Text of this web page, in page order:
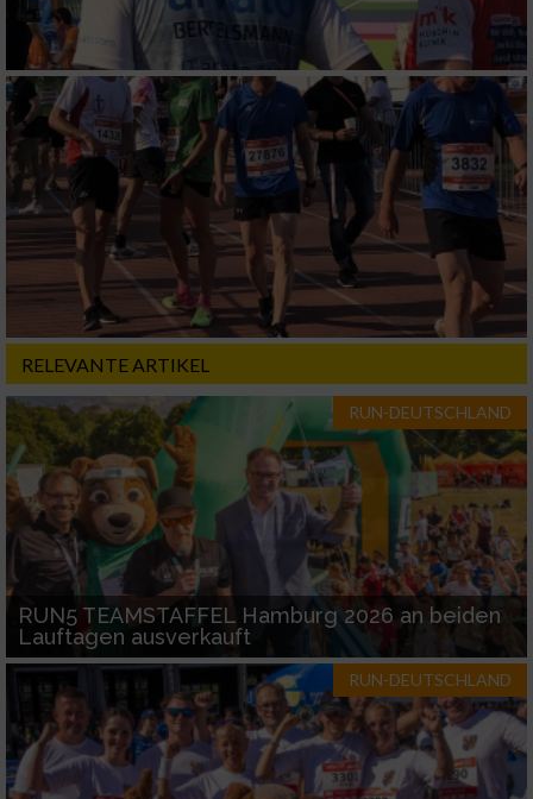
RELEVANTE ARTIKEL
RUN-DEUTSCHLAND
RUN5 TEAMSTAFFEL Hamburg 2026 an beiden
Lauftagen ausverkauft
RUN-DEUTSCHLAND